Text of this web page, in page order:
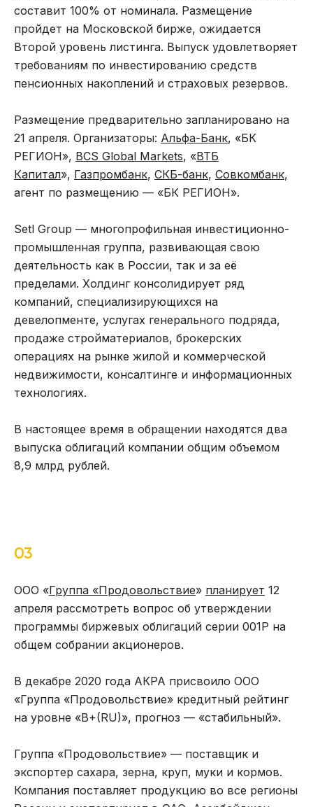
составит 100% от номинала. Размещение
пройдет на Московской бирже, ожидается
Второй уровень листинга. Выпуск удовлетворяет
требованиям по инвестированию средств
пенсионных накоплений и страховых резервов.
Размещение предварительно запланировано на
21 апреля. Организаторы: Альфа-Банк, «БК
РЕГИОН», BCS Global Markets, «ВТБ
Капитал», Газпромбанк, СКБ-банк, Совкомбанк,
агент по размещению — «БК РЕГИОН».
Setl Group — многопрофильная инвестиционно-
промышленная группа, развивающая свою
деятельность как в России, так и за её
пределами. Холдинг консолидирует ряд
компаний, специализирующихся на
девелопменте, услугах генерального подряда,
продаже стройматериалов, брокерских
операциях на рынке жилой и коммерческой
недвижимости, консалтинге и информационных
технологиях.
В настоящее время в обращении находятся два
выпуска облигаций компании общим объемом
8,9 млрд рублей.
03
ООО «Группа «Продовольствие» планирует 12
апреля рассмотреть вопрос об утверждении
программы биржевых облигаций серии 001Р на
общем собрании акционеров.
В декабре 2020 года АКРА присвоило ООО
«Группа «Продовольствие» кредитный рейтинг
на уровне «B+(RU)», прогноз — «стабильный».
Группа «Продовольствие» — поставщик и
экспортер сахара, зерна, круп, муки и кормов.
Компания поставляет продукцию во все регионы